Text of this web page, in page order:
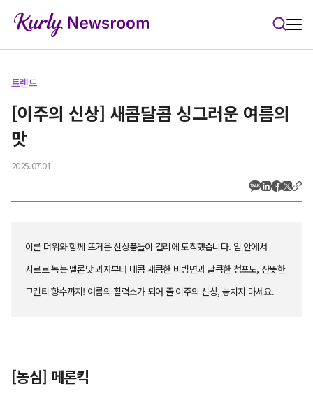
트렌드
[이주의 신상] 새콤달콤 싱그러운 여름의
맛
2025.07.01
이른 더위와 함께 뜨거운 신상품들이 컬리에 도착했습니다. 입 안에서
사르르 녹는 멜론맛 과자부터 매콤 새콤한 비빔면과 달콤한 청포도, 산뜻한
그린티 향수까지! 여름의 활력소가 되어 줄 이주의 신상, 놓치지 마세요.
[농심] 메론킥